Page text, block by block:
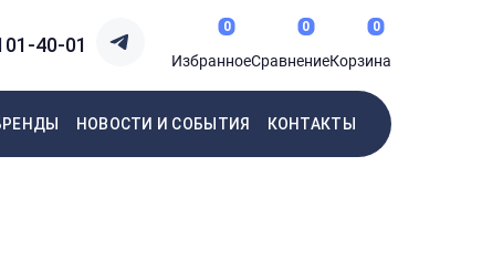
40-01
Избранное
0
Сравнение
0
Корзина
0
НОВОСТИ И СОБЫТИЯ КОНТАКТЫ